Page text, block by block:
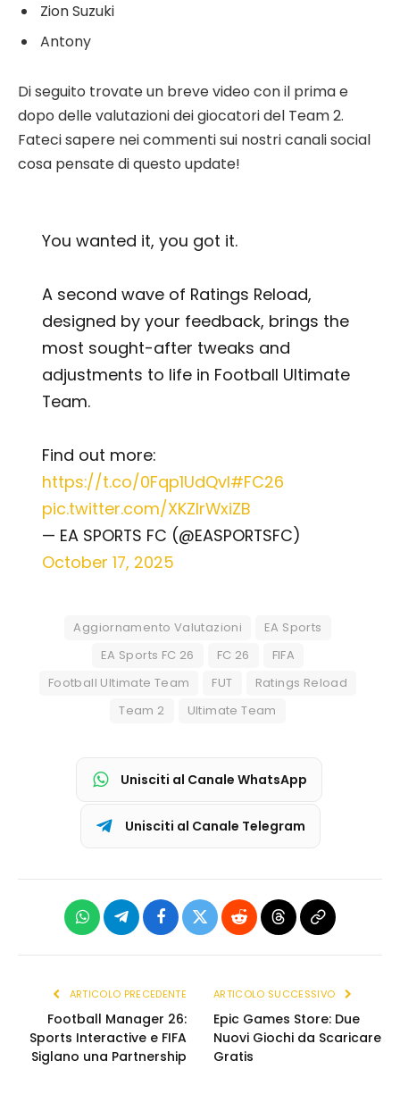
Zion Suzuki
Antony
Di seguito trovate un breve video con il prima e
dopo delle valutazioni dei giocatori del Team 2.
Fateci sapere nei commenti sui nostri canali social
cosa pensate di questo update!
You wanted it, you got it.
A second wave of Ratings Reload,
designed by your feedback, brings the
most sought-after tweaks and
adjustments to life in Football Ultimate
Team.
Find out more:
https://t.co/0Fqp1UdQvl#FC26
pic.twitter.com/XKZIrWxiZB
— EA SPORTS FC (@EASPORTSFC)
October 17, 2025
Aggiornamento Valutazioni
EA Sports
EA Sports FC 26
FC 26
FIFA
Football Ultimate Team
FUT
Ratings Reload
Team 2
Ultimate Team
Unisciti al Canale WhatsApp
Unisciti al Canale Telegram
WhatsAppTelegramFacebook
X
RedditThreadsCopia
ARTICOLO PRECEDENTE
Football Manager 26:
Sports Interactive e FIFA
Siglano una Partnership
ARTICOLO SUCCESSIVO
Epic Games Store: Due
Nuovi Giochi da Scaricare
Gratis